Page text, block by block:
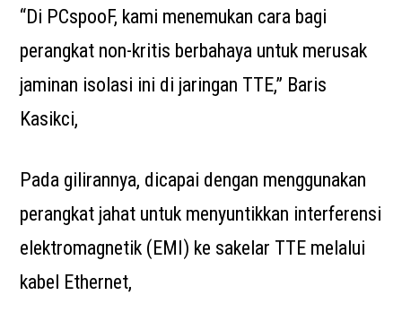
“Di PCspooF, kami menemukan cara bagi
perangkat non-kritis berbahaya untuk merusak
jaminan isolasi ini di jaringan TTE,” Baris
Kasikci,
Pada gilirannya, dicapai dengan menggunakan
perangkat jahat untuk menyuntikkan interferensi
elektromagnetik (EMI) ke sakelar TTE melalui
kabel Ethernet,